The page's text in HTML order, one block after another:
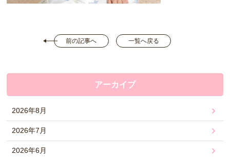
前の記事へ 一覧へ戻る
アーカイブ
2026年8月
2026年7月
2026年6月